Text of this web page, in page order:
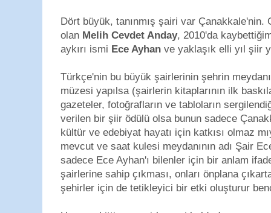
Dört büyük, tanınmış şairi var Çanakkale'nin.
olan Melih Cevdet Anday, 2010'da
aykırı ismi Ece Ayhan ve yaklaşık elli yıl şiir
Türkçe'nin bu büyük şairlerinin şehrin
müzesi yapılsa (şairlerin kitaplarının ilk
gazeteler, fotoğrafların ve tabloların
verilen bir şiir ödülü olsa bunun sadece
kültür ve edebiyat hayatı için katkısı olmaz
mevcut ve saat kulesi meydanının adı Şair
sadece Ece Ayhan'ı bilenler için bir anlam
şairlerine sahip çıkması, onları önplana
şehirler için de tetikleyici bir etki oluşturur